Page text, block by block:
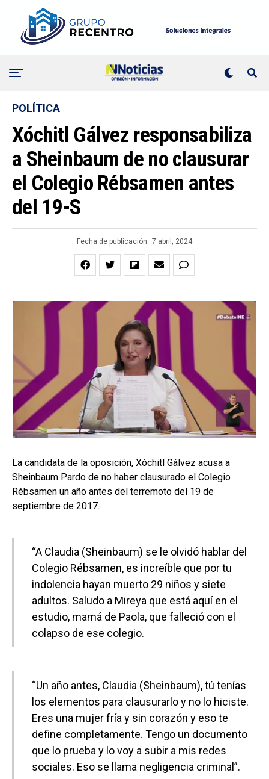
POLÍTICA
Xóchitl Gálvez responsabiliza
a Sheinbaum de no clausurar
el Colegio Rébsamen antes
del 19-S
Fecha de publicación: 7 abril, 2024
La candidata de la oposición, Xóchitl Gálvez acusa a
Sheinbaum Pardo de no haber clausurado el Colegio
Rébsamen un año antes del terremoto del 19 de
septiembre de 2017.
“A Claudia (Sheinbaum) se le olvidó hablar del
Colegio Rébsamen, es increíble que por tu
indolencia hayan muerto 29 niños y siete
adultos. Saludo a Mireya que está aquí en el
estudio, mamá de Paola, que falleció con el
colapso de ese colegio.
“Un año antes, Claudia (Sheinbaum), tú tenías
los elementos para clausurarlo y no lo hiciste.
Eres una mujer fría y sin corazón y eso te
define completamente. Tengo un documento
que lo prueba y lo voy a subir a mis redes
sociales. Eso se llama negligencia criminal”.